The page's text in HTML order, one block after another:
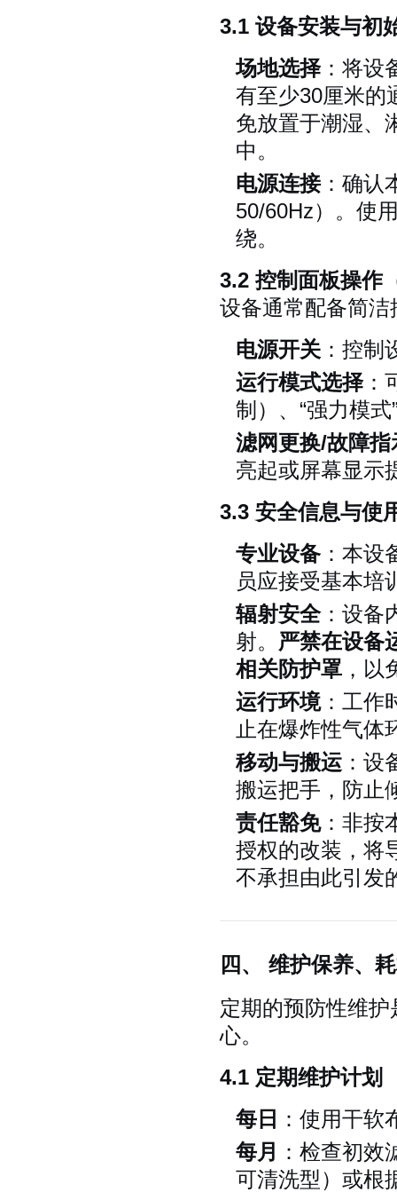
3.1 设备安装与初
场地选择：将设
有至少30厘米的
免放置于潮湿、
中。
电源连接：确认
50/60Hz）。使
绕。
3.2 控制面板操作
设备通常配备简
电源开关 ：控制
运行模式选择：
制）、“强力模式
滤网更换/故障指
亮起或屏幕显示
3.3 安全信息与使
专业设备 ：本
员应接受基本培
辐射安全：设备
射。 严禁在设备
相关防护罩 ，以
运行环境：工作
止在爆炸性气体
移动与搬运 ：
搬运把手，防止
责任豁免：非按
授权的改装，将
不承担由此引发
四、 维护保养、
定期的预防性维
心。
4.1 定期维护计划
每日
：使用干软
每月
：检查初
可清洗型）或根